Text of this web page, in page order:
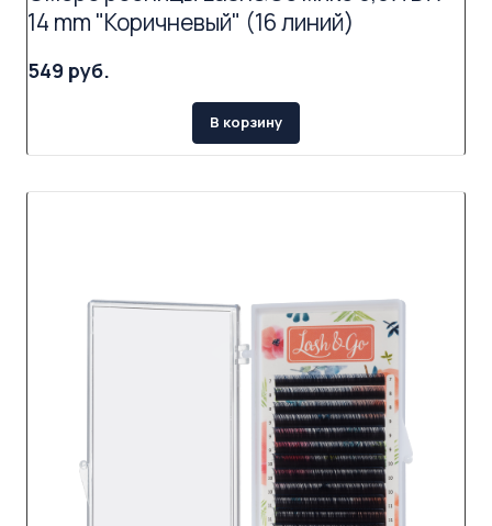
14 mm "Коричневый" (16 линий)
549 руб.
В корзину